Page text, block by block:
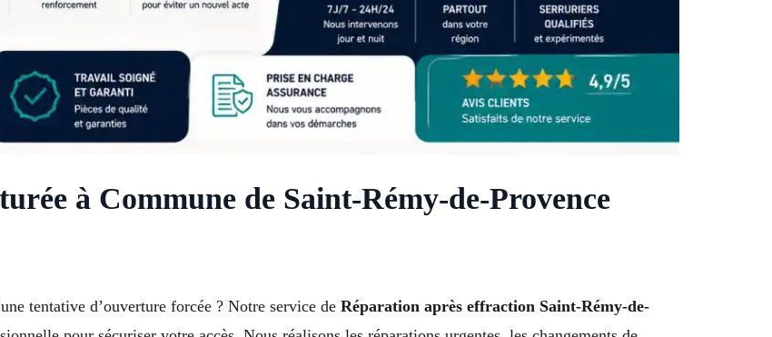
à Commune de Saint-Rémy-de-Provence
tentative d’ouverture forcée ? Notre service de Réparation après effraction Saint-Rémy-de-